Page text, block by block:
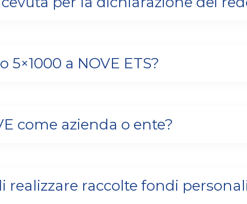
a NOVE ETS?
come azienda o ente?
realizzare raccolte fondi